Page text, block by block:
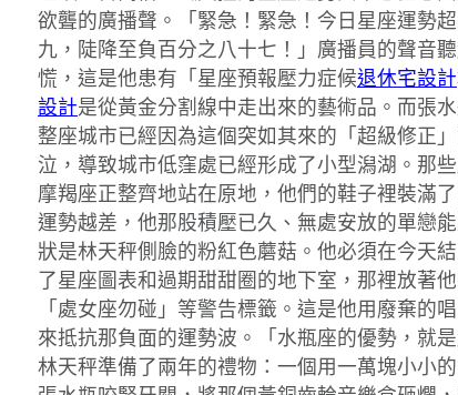
欲聾的廣播聲。「緊急！緊急！今日星座運勢
九，陡降至負百分之八十七！」廣播員的聲音
慌，這是他患有「星座預報壓力症候退休宅設計
設計是從黃金分割線中走出來的藝術品。而張
整座城市已經因為這個突如其來的「超級修正
泣，導致城市低窪處已經形成了小型潟湖。那
摩羯座正整齊地站在原地，他們的鞋子裡裝滿
運勢越差，他那股積壓已久、無處安放的單戀
狀是林天秤側臉的粉紅色蘑菇。他必須在今天
了星座圖表和過期甜甜圈的地下室，那裡放著
「處女座勿碰」等警告標籤。這是他用廢棄的
來抵抗那負面的運勢波。「水瓶座的優勢，就
林天秤準備了兩年的禮物：一個用一萬塊小小